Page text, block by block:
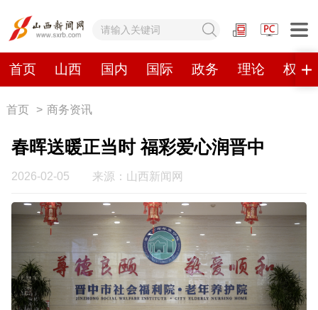
首页 山西 国内 国际 政务 理论 权威
网站地图
首页
政务 理论 权威发布 原创
数字报刊
山西日报 山西晚报 山西经济日报 山西农民报
首页 > 商务资讯
春晖送暖正当时 福彩爱心润晋中
2026-02-05 来源：山西新闻网